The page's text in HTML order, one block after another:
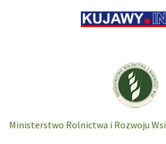
Ministerstwo Rolnictwa i Rozwoju Wsi